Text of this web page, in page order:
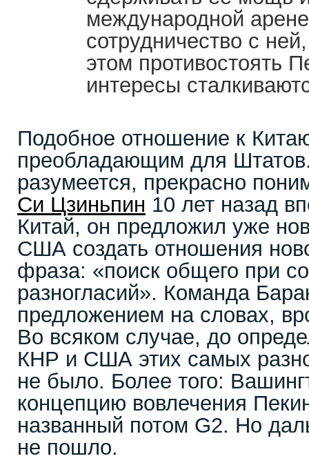
международной
сотрудничество с
этом противостоять
интересы
Подобное отношение к
преобладающим для
разумеется, прекрасно
Си Цзиньпин 10 лет назад
Китай, он предложил уже
США создать отношения
фраза: «поиск общего при
разногласий». Команда
предложением на словах,
Во всяком случае, до
КНР и США этих самых
не было. Более того:
концепцию вовлечения
названный потом G2. Но
не пошло.